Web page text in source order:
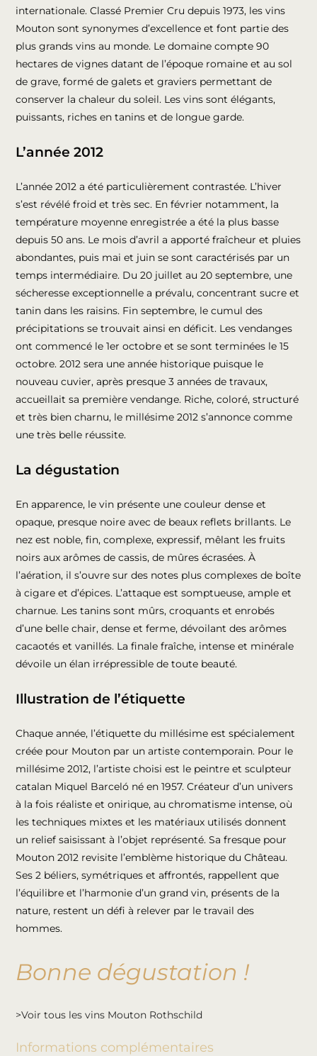
internationale. Classé Premier Cru depuis 1973, les vins
Mouton sont synonymes d’excellence et font partie des
plus grands vins au monde. Le domaine compte 90
hectares de vignes datant de l’époque romaine et au sol
de grave, formé de galets et graviers permettant de
conserver la chaleur du soleil. Les vins sont élégants,
puissants, riches en tanins et de longue garde.
L’année 2012
L’année 2012 a été particulièrement contrastée. L’hiver
s’est révélé froid et très sec. En février notamment, la
température moyenne enregistrée a été la plus basse
depuis 50 ans. Le mois d’avril a apporté fraîcheur et pluies
abondantes, puis mai et juin se sont caractérisés par un
temps intermédiaire. Du 20 juillet au 20 septembre, une
sécheresse exceptionnelle a prévalu, concentrant sucre et
tanin dans les raisins. Fin septembre, le cumul des
précipitations se trouvait ainsi en déficit. Les vendanges
ont commencé le 1er octobre et se sont terminées le 15
octobre. 2012 sera une année historique puisque le
nouveau cuvier, après presque 3 années de travaux,
accueillait sa première vendange. Riche, coloré, structuré
et très bien charnu, le millésime 2012 s’annonce comme
une très belle réussite.
La dégustation
En apparence, le vin présente une couleur dense et
opaque, presque noire avec de beaux reflets brillants. Le
nez est noble, fin, complexe, expressif, mêlant les fruits
noirs aux arômes de cassis, de mûres écrasées. À
l’aération, il s’ouvre sur des notes plus complexes de boîte
à cigare et d’épices. L’attaque est somptueuse, ample et
charnue. Les tanins sont mûrs, croquants et enrobés
d’une belle chair, dense et ferme, dévoilant des arômes
cacaotés et vanillés. La finale fraîche, intense et minérale
dévoile un élan irrépressible de toute beauté.
Illustration de l’étiquette
Chaque année, l’étiquette du millésime est spécialement
créée pour Mouton par un artiste contemporain. Pour le
millésime 2012, l’artiste choisi est le peintre et sculpteur
catalan Miquel Barceló né en 1957. Créateur d’un univers
à la fois réaliste et onirique, au chromatisme intense, où
les techniques mixtes et les matériaux utilisés donnent
un relief saisissant à l’objet représenté. Sa fresque pour
Mouton 2012 revisite l’emblème historique du Château.
Ses 2 béliers, symétriques et affrontés, rappellent que
l’équilibre et l’harmonie d’un grand vin, présents de la
nature, restent un défi à relever par le travail des
hommes.
Bonne dégustation !
>Voir tous les vins Mouton Rothschild
Informations complémentaires